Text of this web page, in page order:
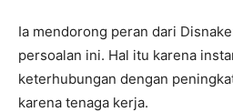
Ia mendorong peran dari
persoalan ini. Hal itu karena
keterhubungan dengan
karena tenaga kerja.